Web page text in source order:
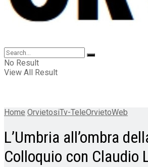
No Result
View All Result
Home OrvietosiTv-TeleOrvietoWeb
L’Umbria all’ombra
Colloquio con Claudio